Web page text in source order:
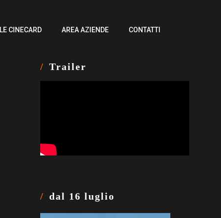
LE CINECARD AREA AZIENDE CONTATTI
Trailer
dal 16 luglio